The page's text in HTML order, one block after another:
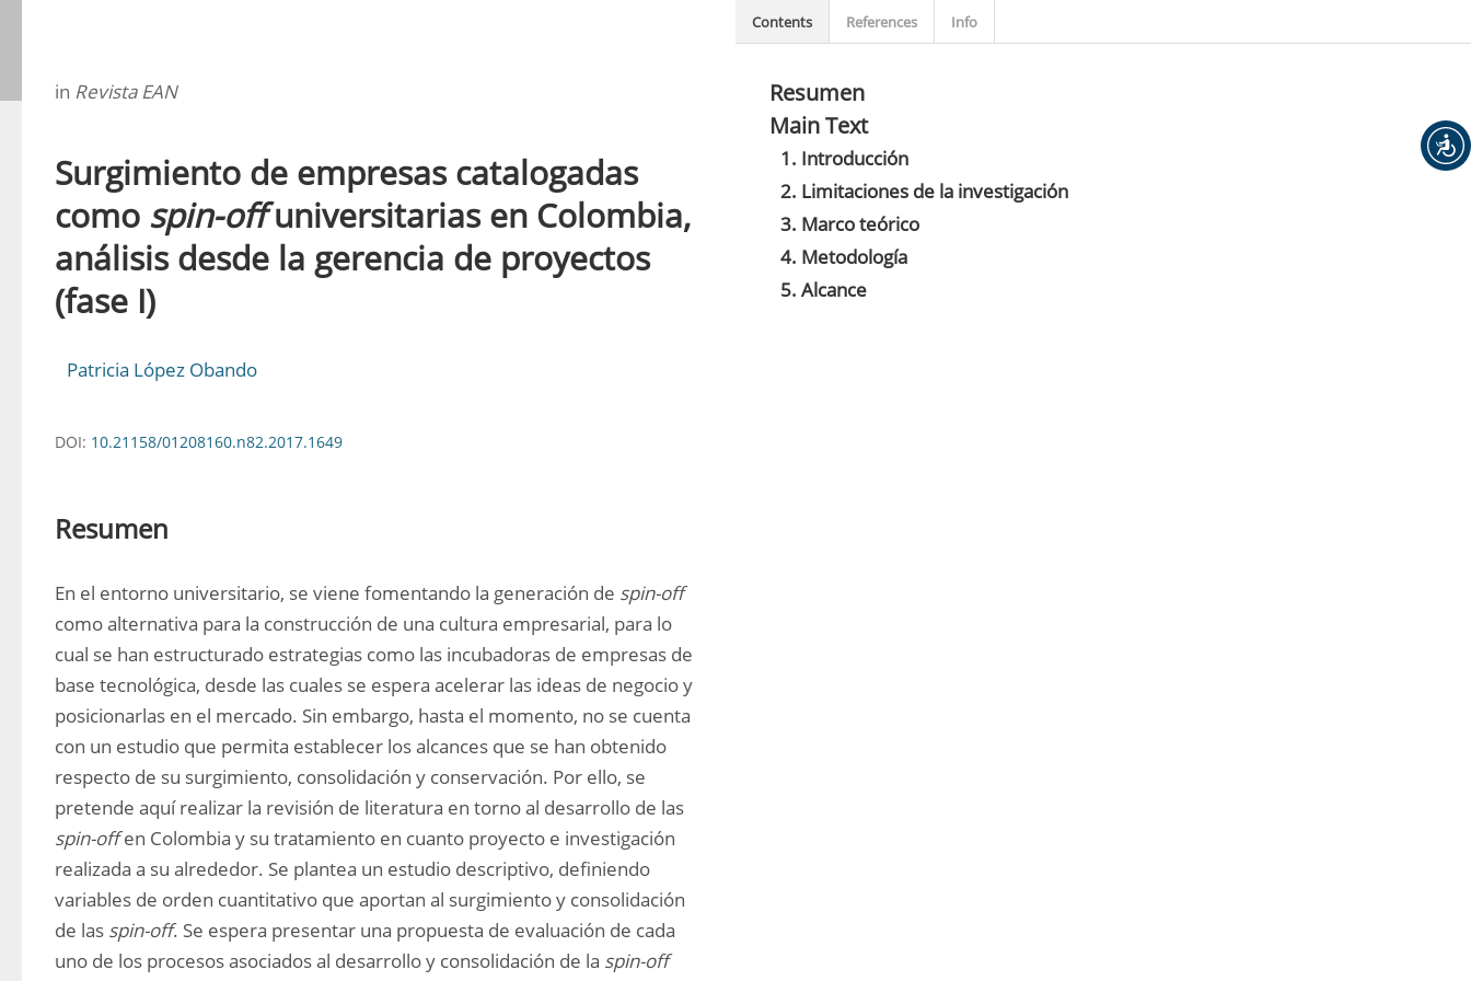
in Revista EAN
Surgimiento de empresas catalogadas
como spin-offuniversitarias en Colombia,
análisis desde la gerencia de proyectos
(fase I)
Patricia López Obando
DOI: 10.21158/01208160.n82.2017.1649
Resumen
En el entorno universitario, se viene fomentando la generación de spin-off
como alternativa para la construcción de una cultura empresarial, para lo
cual se han estructurado estrategias como las incubadoras de empresas de
base tecnológica, desde las cuales se espera acelerar las ideas de negocio y
posicionarlas en el mercado. Sin embargo, hasta el momento, no se cuenta
con un estudio que permita establecer los alcances que se han obtenido
respecto de su surgimiento, consolidación y conservación. Por ello, se
spin-off en Colombia y su tratamiento en cuanto proyecto e investigación
realizada a su alrededor. Se plantea un estudio descriptivo, definiendo
variables de orden cuantitativo que aportan al surgimiento y consolidación
de las spin-off. Se espera presentar una propuesta de evaluación de cada
uno de los procesos asociados al desarrollo y consolidación de la spin-off
Resumen
Main Text
1. Introducción
2. Limitaciones de la investigación
3. Marco teórico
4. Metodología
5. Alcance
Contents References Info